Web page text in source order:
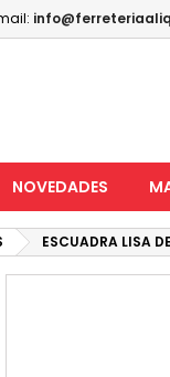
NOVEDADES
ESCUADRA LISA